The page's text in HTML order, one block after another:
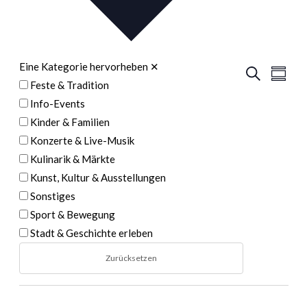
Suche
Eine Kategorie hervorheben ✕
Feste & Tradition
Info-Events
Kinder & Familien
Konzerte & Live-Musik
Kulinarik & Märkte
Kunst, Kultur & Ausstellungen
Sonstiges
Sport & Bewegung
Stadt & Geschichte erleben
Zurücksetzen